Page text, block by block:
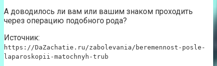
А доводилось ли вам или вашим знаком проходить
через операцию подобного рода?
Источник:
https://DaZachatie.ru/zabolevania/beremennost-posle-
laparoskopii-matochnyh-trub